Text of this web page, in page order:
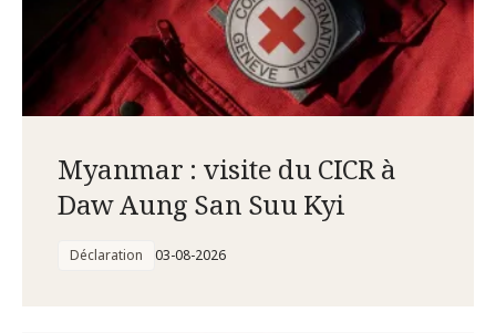
Myanmar : visite du CICR à
Daw Aung San Suu Kyi
Déclaration 03-08-2026